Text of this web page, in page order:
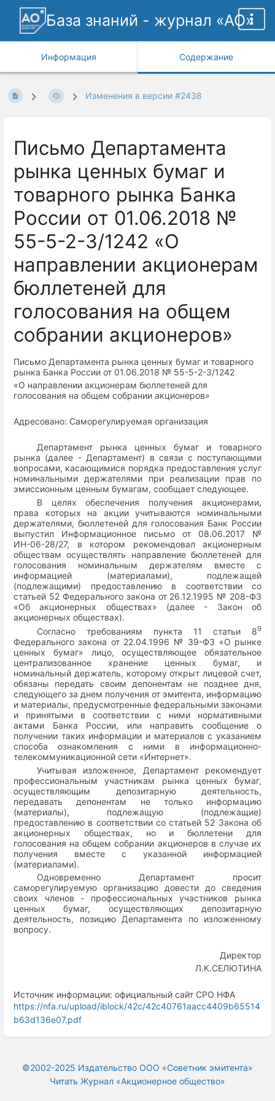
База знаний - журнал «АО»
Информация Содержание
Изменения в версии #2438
Письмо Департамента
рынка ценных бумаг и
товарного рынка Банка
России от 01.06.2018 №
55-5-2-3/1242 «О
направлении акционерам
бюллетеней для
голосования на общем
собрании акционеров»
Письмо Департамента рынка ценных бумаг и товарного
рынка Банка России от 01.06.2018 № 55-5-2-3/1242
«О направлении акционерам бюллетеней для
голосования на общем собрании акционеров»
Адресовано: Саморегулируемая организация
Департамент рынка ценных бумаг и товарного
рынка (далее - Департамент) в связи с поступающими
вопросами, касающимися порядка предоставления услуг
номинальными держателями при реализации прав по
эмиссионным ценным бумагам, сообщает следующее.
В целях обеспечения получения акционерами,
права которых на акции учитываются номинальными
держателями, бюллетеней для голосования Банк России
выпустил Информационное письмо от 08.06.2017 №
ИН-06-28/27, в котором рекомендовал акционерным
обществам осуществлять направление бюллетеней для
голосования номинальным держателям вместе с
информацией (материалами), подлежащей
(подлежащими) предоставлению в соответствии со
статьей 52 Федерального закона от 26.12.1995 № 208-ФЗ
«Об акционерных обществах» (далее - Закон об
акционерных обществах).
Согласно требованиям пункта 11 статьи 89
Федерального закона от 22.04.1996 № 39-ФЗ «О рынке
ценных бумаг» лицо, осуществляющее обязательное
централизованное хранение ценных бумаг, и
номинальный держатель, которому открыт лицевой счет,
обязаны передать своим депонентам не позднее дня,
следующего за днем получения от эмитента, информацию
и материалы, предусмотренные федеральными законами
и принятыми в соответствии с ними нормативными
актами Банка России, или направить сообщение о
получении таких информации и материалов с указанием
способа ознакомления с ними в информационно-
телекоммуникационной сети «Интернет».
Учитывая изложенное, Департамент рекомендует
профессиональным участникам рынка ценных бумаг,
осуществляющим депозитарную деятельность,
передавать депонентам не только информацию
(материалы), подлежащую (подлежащие)
предоставлению в соответствии со статьей 52 Закона об
акционерных обществах, но и бюллетени для
голосования на общем собрании акционеров в случае их
получения вместе с указанной информацией
(материалами).
Одновременно Департамент просит
саморегулируемую организацию довести до сведения
своих членов - профессиональных участников рынка
ценных бумаг, осуществляющих депозитарную
деятельность, позицию Департамента по изложенному
вопросу.
Директор
Л.К.СЕЛЮТИНА
Источник информации: официальный сайт СРО НФА
https://nfa.ru/upload/iblock/42c/42c40761aacc4409b65514
b63d136e07.pdf
©2002-2025 Издательство ООО «‎Советник эмитента»
Читать Журнал «Акционерное общество»